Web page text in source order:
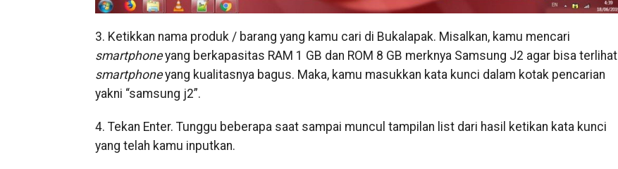
3. Ketikkan nama produk / barang yang kamu cari di Bukalapak. Misalkan, kamu mencari
smartphoneyang berkapasitas RAM 1 GB dan ROM 8 GB merknya Samsung J2 agar bisa terlihat
smartphoneyang kualitasnya bagus. Maka, kamu masukkan kata kunci dalam kotak pencarian
yakni “samsung j2”.
4. Tekan Enter. Tunggu beberapa saat sampai muncul tampilan list dari hasil ketikan kata kunci
yang telah kamu inputkan.